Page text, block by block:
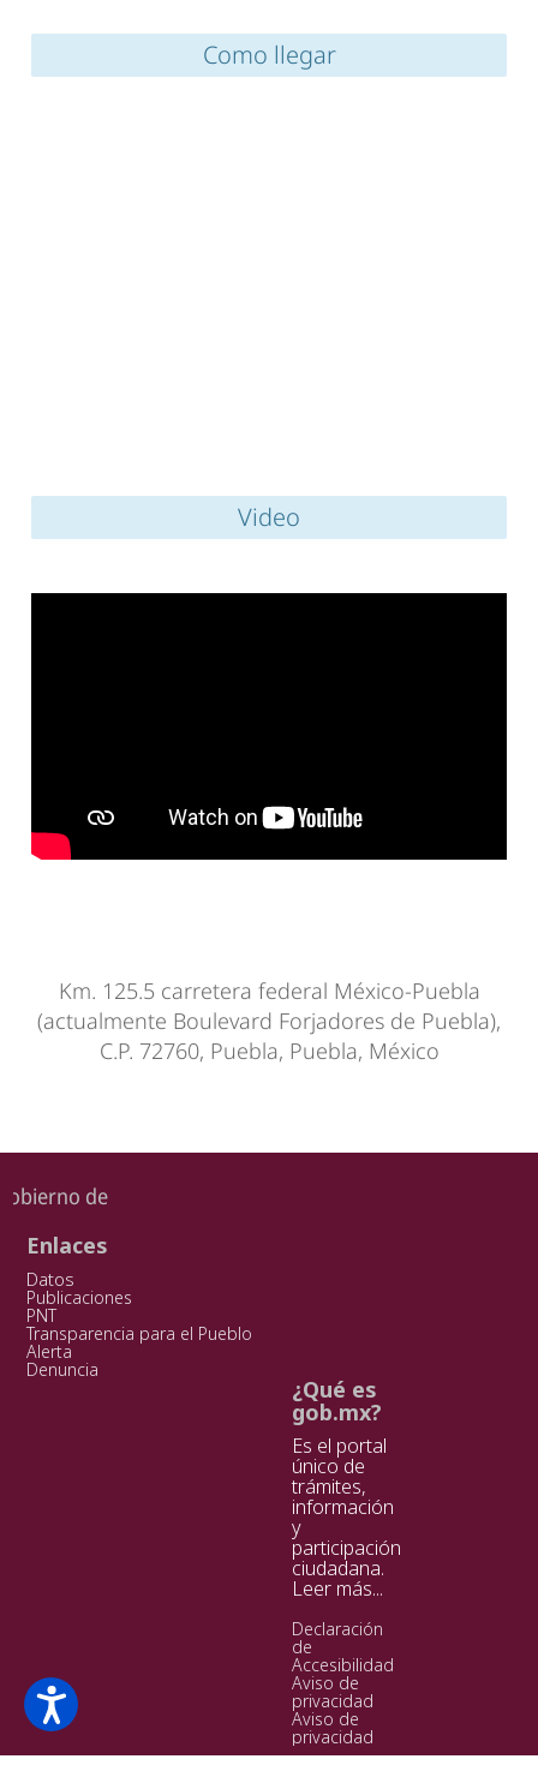
Como llegar
Video
Km. 125.5 carretera federal México-Puebla
(actualmente Boulevard Forjadores de Puebla),
C.P. 72760, Puebla, Puebla, México